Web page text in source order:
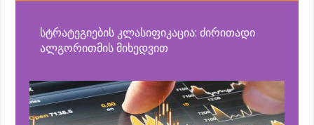
სტრატეგიების კლასიფიკაცია: ძირითადი
ალგორითმის მიხედვით